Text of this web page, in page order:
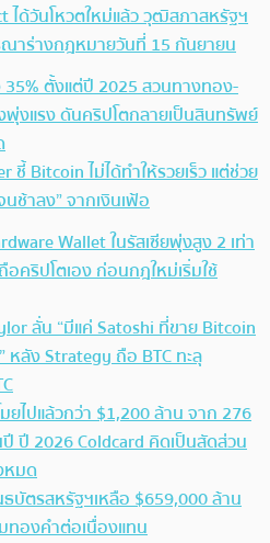
ได้วันโหวตใหม่แล้ว วุฒิสภาสหรัฐฯ
าร่างกฎหมายวันที่ 15 กันยายน
35% ตั้งแต่ปี 2025 สวนทางทอง-
พุ่งแรง ดันคริปโตกลายเป็นสินทรัพย์
ชี้ Bitcoin ไม่ได้ทำให้รวยเร็ว แต่ช่วย
ช้าลง” จากเงินเฟ้อ
Wallet ในรัสเซียพุ่งสูง 2 เท่า
คริปโตเอง ก่อนกฎใหม่เริ่มใช้
ลั่น “มีแค่ Satoshi ที่ขาย Bitcoin
หลัง Strategy ถือ BTC ทะลุ
ยไปแล้วกว่า $1,200 ล้าน จาก 276
ปี 2026 Coldcard คิดเป็นสัดส่วน
หมด
บัตรสหรัฐฯเหลือ $659,000 ล้าน
ทองคำต่อเนื่องแทน